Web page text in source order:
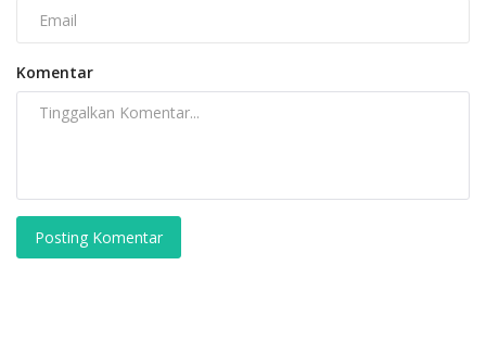
Komentar
Posting Komentar